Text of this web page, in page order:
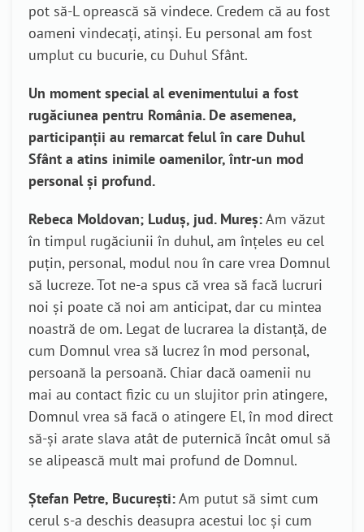
pot să-L oprească să vindece. Credem că au fost
oameni vindecați, atinși. Eu personal am fost
umplut cu bucurie, cu Duhul Sfânt.
Un moment special al evenimentului a fost
rugăciunea pentru România. De asemenea,
participanții au remarcat felulîn care Duhul
Sfânt a atins inimile oamenilor, într-un mod
personal și profund.
Rebeca Moldovan; Luduș, jud. Mureș:Am văzut
în timpul rugăciunii în duhul, am înțeles eu cel
puțin, personal, modul nou în care vrea Domnul
să lucreze. Tot ne-a spus că vrea să facă lucruri
noi și poate că noi am anticipat, dar cu mintea
noastră de om. Legat de lucrarea la distanță, de
cum Domnul vrea să lucrez în mod personal,
persoană la persoană. Chiar dacă oamenii nu
mai au contact fizic cu un slujitor prin atingere,
Domnul vrea să facă o atingere El, în mod direct
să-și arate slava atât de puternică încât omul să
se alipească mult mai profund de Domnul.
Ștefan Petre, București:Am putut să simt cum
cerul s-a deschis deasupra acestui loc și cum